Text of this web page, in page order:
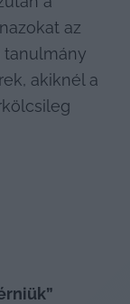
az
tanulmány
akiknél a